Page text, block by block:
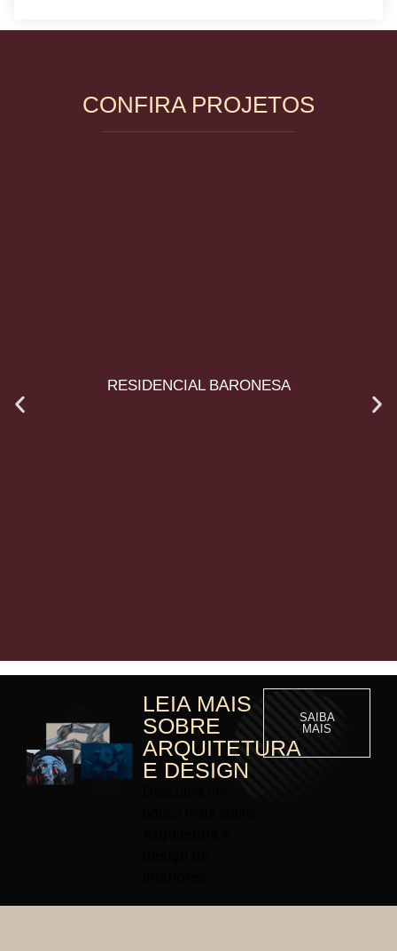
CONFIRA PROJETOS
RESIDENCIAL BARONESA
LEIA MAIS
SOBRE
ARQUITETURA
E DESIGN
SAIBA
MAIS